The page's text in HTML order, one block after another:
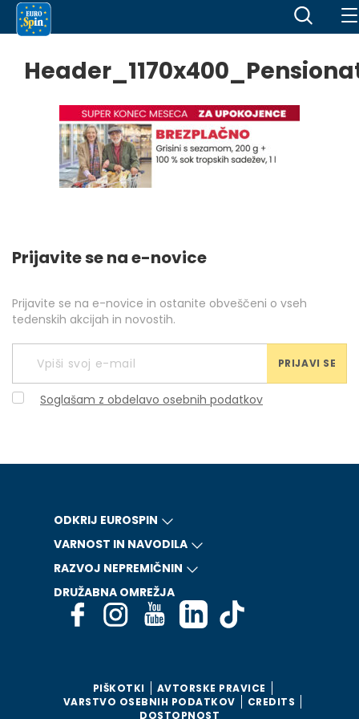
Prijavite se na e-novice
Prijavite se na e-novice in ostanite obveščeni o vseh
tedenskih akcijah in novostih.
PRIJAVI SE
Soglašam z obdelavo osebnih podatkov
ODKRIJ EUROSPIN
VARNOST IN NAVODILA
RAZVOJ NEPREMIČNIN
DRUŽABNA OMREŽJA
PIŠKOTKI
AVTORSKE PRAVICE
VARSTVO OSEBNIH PODATKOV
CREDITS
DOSTOPNOST